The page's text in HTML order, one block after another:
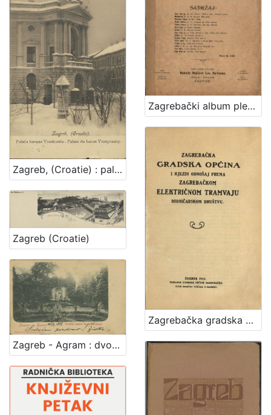
Zagreb, (Croatie) : palača baruna Vranicania - palais du baron Vranyczany
Zagreb (Croatie)
Zagreb - Agram : dvorište palače bar. Vraniczanya
Zagrebački album plesova : za glasovir
Zagrebačka gradska općina i njezin odnošaj prema Zagrebačkom električnom tramvaju dioničarskom društvu